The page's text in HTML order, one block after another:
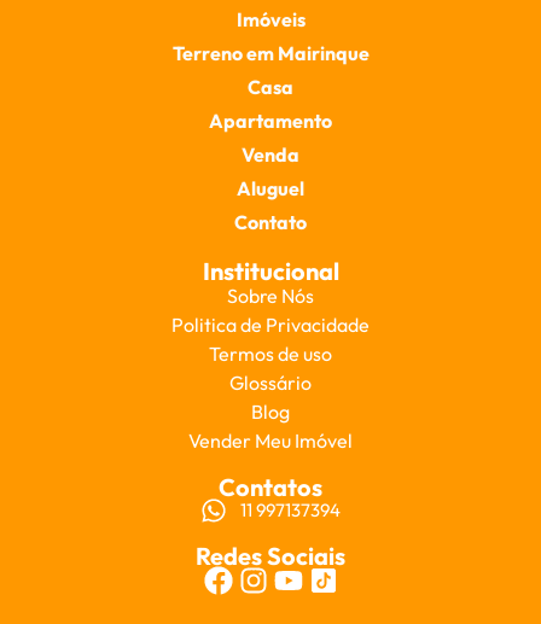
Imóveis
Terreno em Mairinque
Casa
Apartamento
Venda
Aluguel
Contato
Institucional
Sobre Nós
Politica de Privacidade
Termos de uso
Glossário
Blog
Vender Meu Imóvel
Contatos
11 997137394
Redes Sociais